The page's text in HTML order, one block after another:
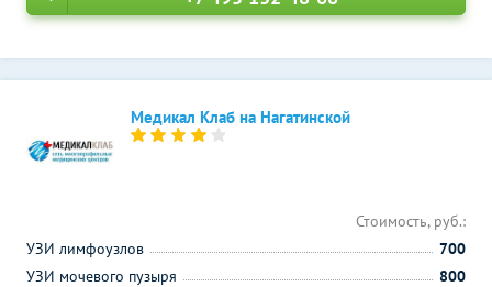
Медикал Клаб на Нагатинской
Стоимость, руб.:
УЗИ лимфоузлов
700
УЗИ мочевого пузыря
800